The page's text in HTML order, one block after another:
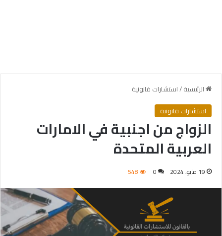
الرئيسية/استشارات قانونية
استشارات قانونية
الزواج من اجنبية في الامارات
العربية المتحدة
19 مايو، 2024 0
548